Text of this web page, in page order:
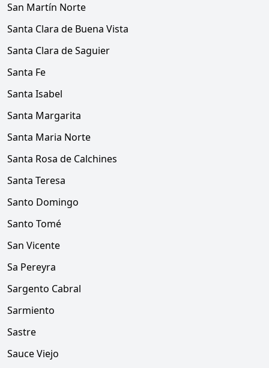
San Martín Norte
Santa Clara de Buena Vista
Santa Clara de Saguier
Santa Fe
Santa Isabel
Santa Margarita
Santa Maria Norte
Santa Rosa de Calchines
Santa Teresa
Santo Domingo
Santo Tomé
San Vicente
Sa Pereyra
Sargento Cabral
Sarmiento
Sastre
Sauce Viejo